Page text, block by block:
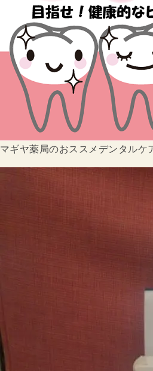
マギヤ薬局のおススメデンタルケ